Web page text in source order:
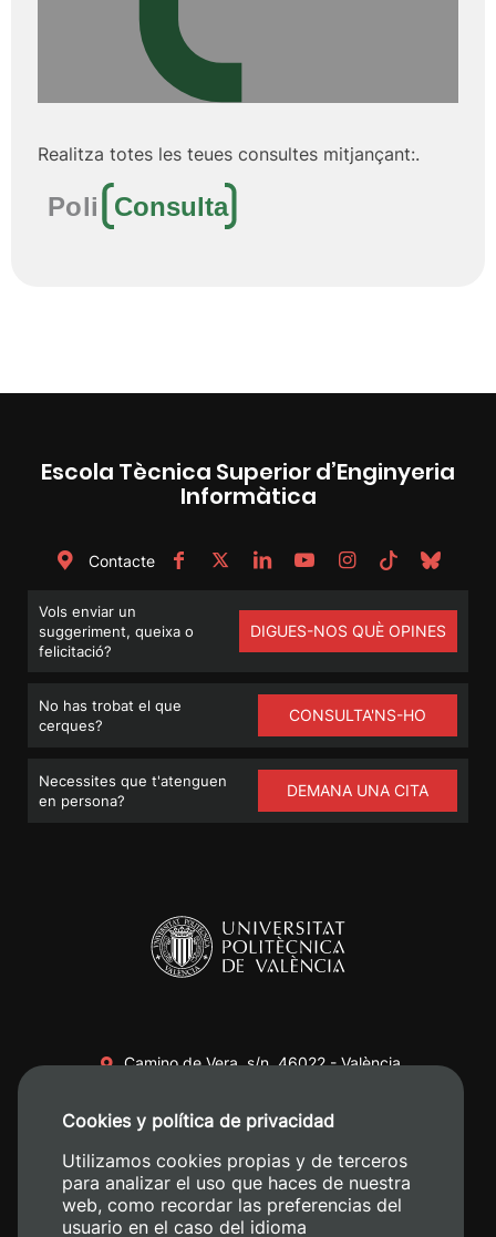
Realitza totes les teues consultes mitjançant:.
Escola Tècnica Superior d’Enginyeria
Informàtica
Contacte
Vols enviar un
suggeriment, queixa o
felicitació?
DIGUES-NOS QUÈ OPINES
No has trobat el que
cerques?
CONSULTA'NS-HO
Necessites que t'atenguen
en persona?
DEMANA UNA CITA
Camino de Vera, s/n. 46022 - València
+34 620 04 00 50
Cookies y política de privacidad
Utilizamos cookies propias y de terceros
para analizar el uso que haces de nuestra
web, como recordar las preferencias del
usuario en el caso del idioma